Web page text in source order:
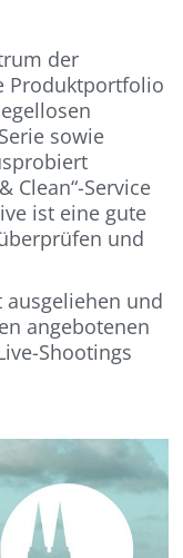
der
Produktportfolio
sowie
Clean“-Service
ist eine gute
und
und
angebotenen
Shootings